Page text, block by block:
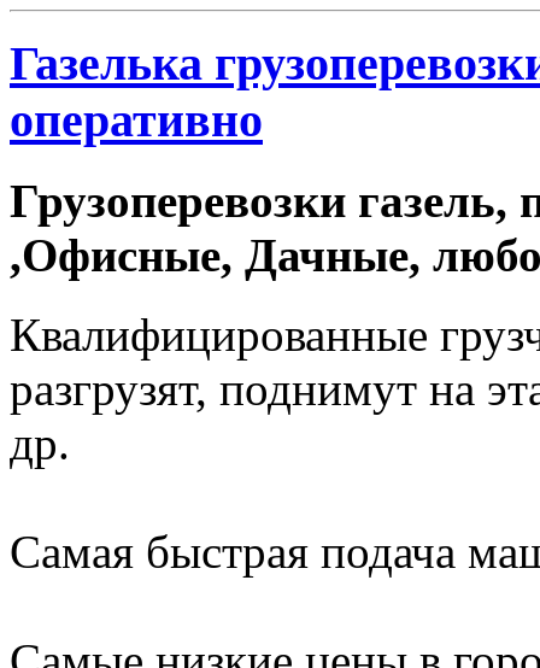
Газелька
оперативно
Грузоперевозки
,Офисные, Дачные,
Квалифицированные
разгрузят, поднимут на
др.
Самая быстрая подача